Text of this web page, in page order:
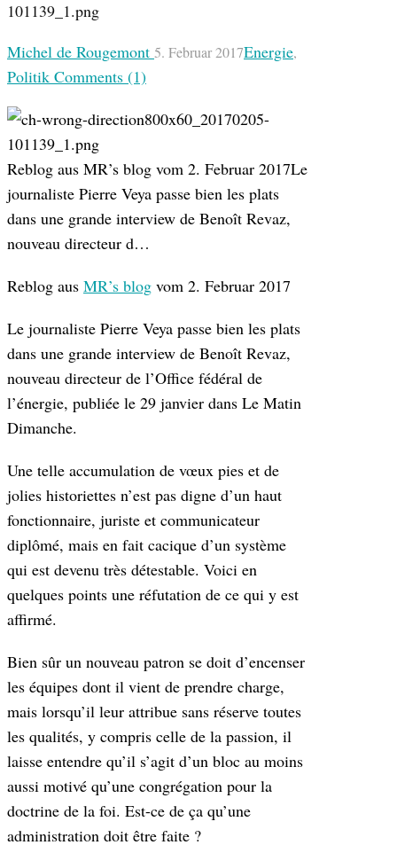
Michel de Rougemont 5. Februar 2017Energie,
Politik Comments (1)
Reblog aus MR’s blog vom 2. Februar 2017Le
journaliste Pierre Veya passe bien les plats
dans une grande interview de Benoît Revaz,
nouveau directeur d…
Reblog aus MR’s blog vom 2. Februar 2017
Le journaliste Pierre Veya passe bien les plats
dans une grande interview de Benoît Revaz,
nouveau directeur de l’Office fédéral de
l’énergie, publiée le 29 janvier dans Le Matin
Dimanche.
Une telle accumulation de vœux pies et de
jolies historiettes n’est pas digne d’un haut
fonctionnaire, juriste et communicateur
diplômé, mais en fait cacique d’un système
qui est devenu très détestable. Voici en
quelques points une réfutation de ce qui y est
affirmé.
Bien sûr un nouveau patron se doit d’encenser
les équipes dont il vient de prendre charge,
mais lorsqu’il leur attribue sans réserve toutes
les qualités, y compris celle de la passion, il
laisse entendre qu’il s’agit d’un bloc au moins
aussi motivé qu’une congrégation pour la
doctrine de la foi. Est-ce de ça qu’une
administration doit être faite ?